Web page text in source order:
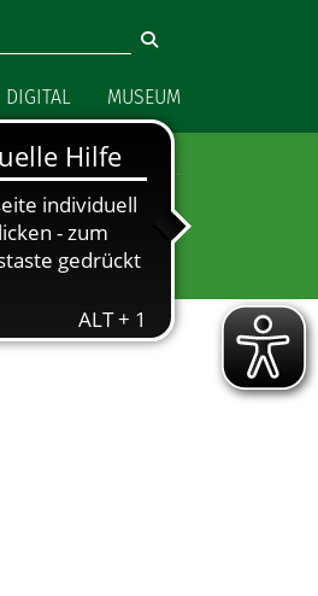
DIGITAL MUSEUM